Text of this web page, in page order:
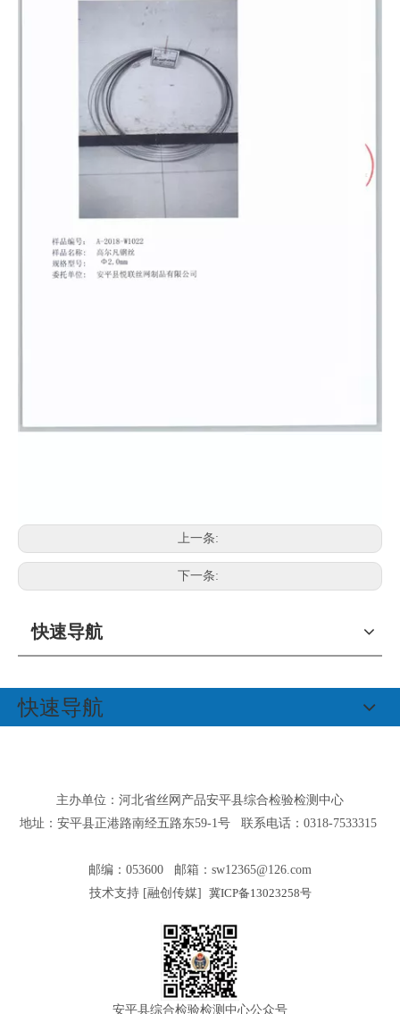
上一条:
下一条:
快速导航
快速导航
主办单位：河北省丝网产品安平县综合检验检测中心
地址：安平县正港路南经五路东59-1号 联系电话：0318-7533315
邮编：053600 邮箱： sw12365@126.com
技术支持 [融创传媒] 冀ICP备13023258号
安平县综合检验检测中心公众号